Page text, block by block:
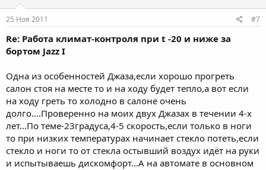
25 Ноя 2011 #7
Re: Работа климат-контроля при t -20 и ниже за
бортом Jazz I
Одна из особенностей Джаза,если хорошо прогреть
салон стоя на месте то и на ходу будет тепло,а вот если
на ходу греть то холодно в салоне очень
долго....Проверенно на моих двух Джазах в течении 4-х
лет...По теме-23градуса,4-5 скорость,если только в ноги
то при низких температурах начинает стекло потеть,если
стекло и ноги то от стекла остывший воздух идёт на руки
и испытываешь дискомфорт...А на автомате в основном